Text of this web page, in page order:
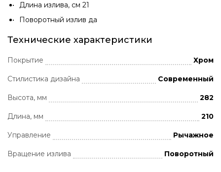
Длина излива, см 21
Поворотный излив да
Технические характеристики
Покрытие Хром
Стилистика дизайна Современный
Высота, мм 282
Длина, мм 210
Управление Рычажное
Вращение излива Поворотный